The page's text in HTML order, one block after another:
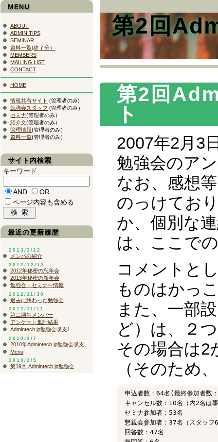
第2回
第2回
ト
2007年2月3
勉強会のア
なお、感想
のっけてお
か、個別な
は、ここで
コメントと
ものはかっ
また、一部
ど）は、２
その場合は2
（そのため
申込者数：64名(最終参加者数
キャンセル数：10名（内2名は
セミナ参加者：53名
懇親会参加者：37名（スタッフ
回答数：47名
MENU
ABOUT
ADMIN TIPS
SEMINAR
資料一覧(終了分）
MEMBERS
MAILING LIST
CONTACT
HOME
情報共有サイト (管理者のみ)
勉強会スタッフ (管理者のみ）
セミナ(管理者のみ）
紹介文(管理者のみ）
管理情報(管理者のみ）
資料一覧(管理者のみ）
サイト内検索
キーワード
AND
OR
ページ内容も含める
最近の更新履歴
2013/3/12
メンバの紹介
2012/12/12
2012年秘密の忘年会
2013年秘密の新年会
勉強会・セミナー情報
2012/11/30
過去に終わった勉強会
2012/11/11
第二期生メンバー
アンケート集計結果
Admintech.jp勉強会収支1
2010/2/7
2010年Admintech.jp勉強会収支
Menu
2010/2/5
第19回 Admintech.jp勉強会